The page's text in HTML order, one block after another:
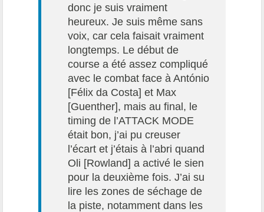
donc je suis vraiment
heureux. Je suis même sans
voix, car cela faisait vraiment
longtemps. Le début de
course a été assez compliqué
avec le combat face à António
[Félix da Costa] et Max
[Guenther], mais au final, le
timing de l’ATTACK MODE
était bon, j’ai pu creuser
l’écart et j’étais à l’abri quand
Oli [Rowland] a activé le sien
pour la deuxième fois. J’ai su
lire les zones de séchage de
la piste, notamment dans les